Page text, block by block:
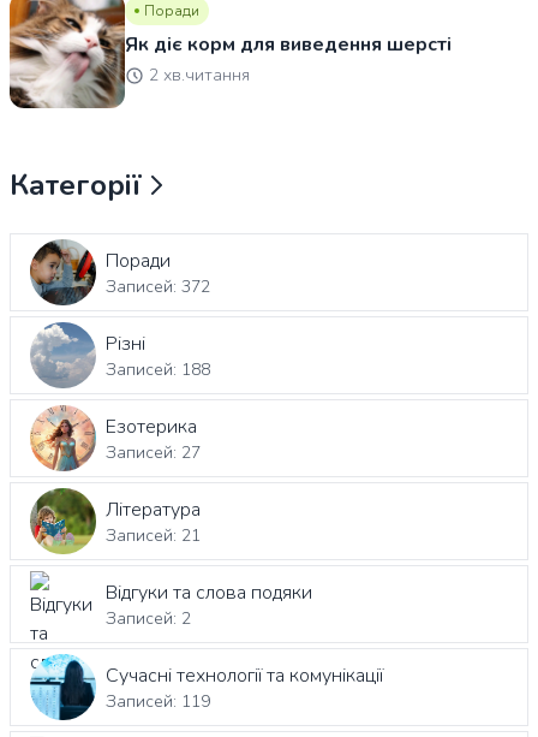
Поради
Як діє корм для виведення шерсті
2 хв.читання
Категорії
Поради
Записей: 372
Різні
Записей: 188
Езотерика
Записей: 27
Література
Записей: 21
Відгуки та слова подяки
Записей: 2
Сучасні технології та комунікації
Записей: 119